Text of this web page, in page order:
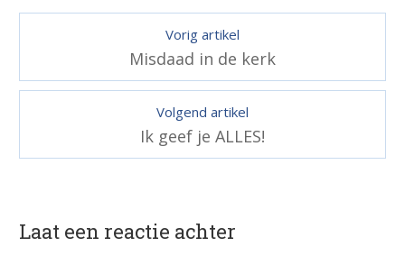
Vorig artikel
Misdaad in de kerk
Volgend artikel
Ik geef je ALLES!
Laat een reactie achter